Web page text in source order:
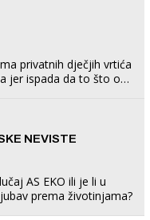
privatnih dječjih vrtića
jer ispada da to što oni
NEVISTE
AS EKO ili je li u
prema životinjama?